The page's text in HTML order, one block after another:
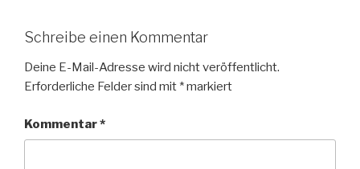
Schreibe einen Kommentar
Deine E-Mail-Adresse wird nicht veröffentlicht.
Erforderliche Felder sind mit *markiert
Kommentar*